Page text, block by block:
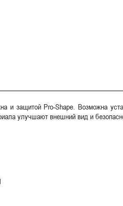
и защитой Pro-Shape. Возможна
улучшают внешний вид и